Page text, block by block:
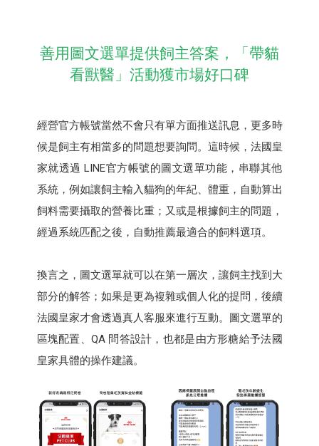
善用圖文選單提供飼主答案，「帶貓
看獸醫」活動獲市場好口碑
經營官方帳號當然不會只有單方面推送訊息，更多時
候是飼主有相當多的問題想要詢問。這時候，法國皇
家就透過 LINE官方帳號的圖文選單功能，串聯其他
系統，例如讓飼主輸入貓狗的年紀、體重，自動算出
飼料需要攝取的營養比重；又或是根據飼主的問題，
經過系統匹配之後，自動推薦最適合的飼料選項。
換言之，圖文選單就可以在第一層次，讓飼主找到大
部分的解答；如果是更為複雜或個人化的提問，後續
法國皇家才會透過真人客服來進行互動。圖文選單的
區塊配置、QA 問答設計，也都是由方形糖給予法國
皇家具體的操作建議。